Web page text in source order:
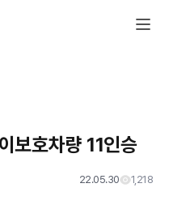
보호차량 11인승
22.05.30 1,218